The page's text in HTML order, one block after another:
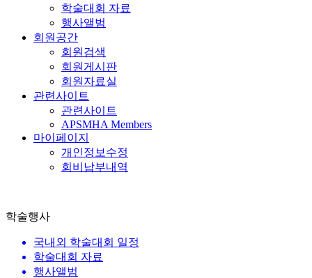
학술대회 자료
행사앨범
회원공간
회원검색
회원게시판
회원자료실
관련사이트
관련사이트
APSMHA Members
마이페이지
개인정보수정
회비납부내역
학술행사
국내외 학술대회 일정
학술대회 자료
행사앨범